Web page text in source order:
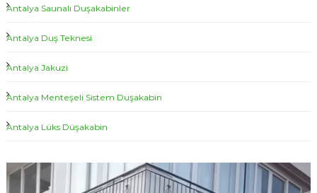
Antalya Saunalı Duşakabinler
Antalya Duş Teknesi
Antalya Jakuzi
Antalya Menteşeli Sistem Duşakabin
Antalya Lüks Düşakabin
i